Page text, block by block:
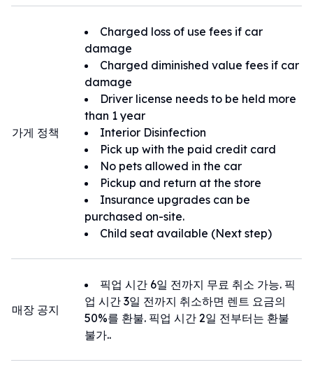
가게 정책
Charged loss of use fees if car
damage
Charged diminished value fees if car
damage
Driver license needs to be held more
than 1 year
Interior Disinfection
Pick up with the paid credit card
No pets allowed in the car
Pickup and return at the store
Insurance upgrades can be
purchased on-site.
Child seat available (Next step)
매장 공지
픽업 시간 6일 전까지 무료 취소 가능. 픽
업 시간 3일 전까지 취소하면 렌트 요금의
50%를 환불. 픽업 시간 2일 전부터는 환불
불가..